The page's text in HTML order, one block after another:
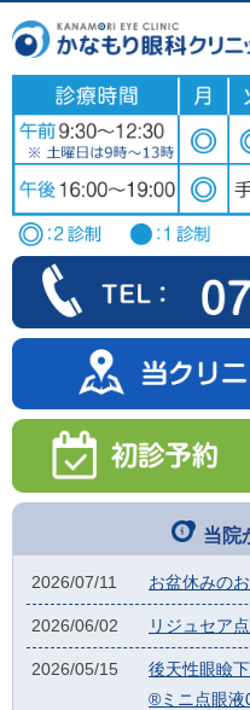
当院
2026/07/11 お盆休みの
2026/06/02 リジュセア
2026/05/15
後天性眼瞼
®ミニ点眼液